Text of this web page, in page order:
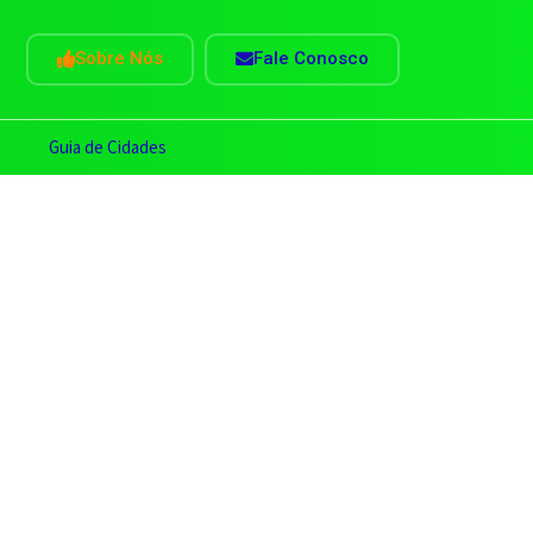
Sobre Nós Fale Conosco
Guia de Cidades